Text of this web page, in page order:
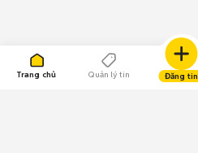
Trang chủ Quản lý tin Đăng tin